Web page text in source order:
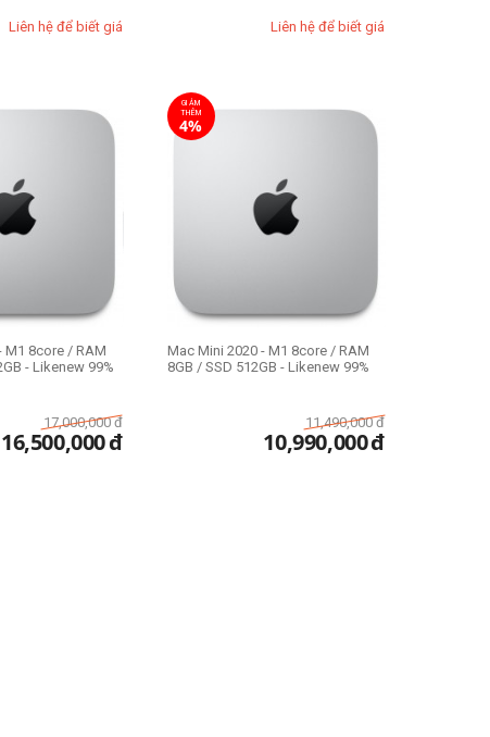
Liên hệ để biết giá Liên hệ để biết giá
M1 8core / RAM
- Likenew 99%
17,000,000 đ
16,500,000đ
GIẢM
THÊM
4%
Mac Mini 2020 - M1 8core / RAM
8GB / SSD 512GB - Likenew 99%
11,490,000 đ
10,990,000đ